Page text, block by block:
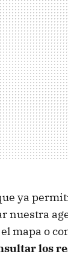
ya
nuestra
mapa o
los